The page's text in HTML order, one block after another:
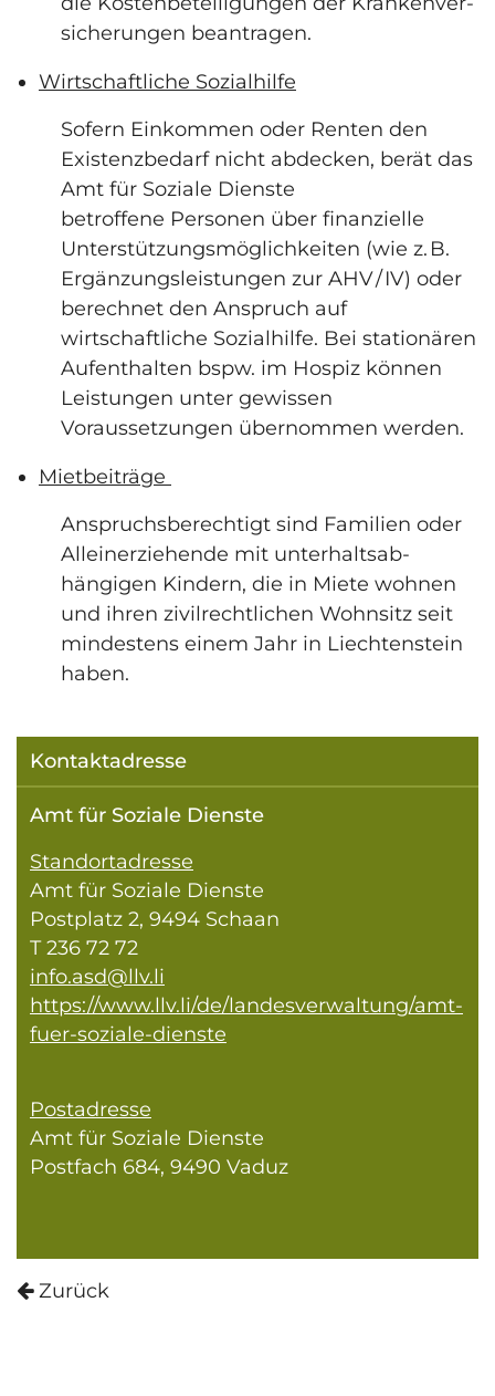
sicherungen beantragen.
Wirtschaftliche Sozialhilfe
Sofern Einkommen oder Renten den
Existenzbedarf nicht abdecken, berät das
Amt für Soziale Dienste
betroffene Personen über finanzielle
Unterstützungsmöglichkeiten (wie z. B.
Ergänzungsleistungen zur AHV / IV) oder
berechnet den Anspruch auf
wirtschaftliche Sozialhilfe. Bei stationären
Aufenthalten bspw. im Hospiz können
Leistungen unter gewissen
Voraussetzungen übernommen werden.
Mietbeiträge
Anspruchsberechtigt sind Familien oder
Alleinerziehende mit unterhaltsab­
hängigen Kindern, die in Miete wohnen
und ihren zivilrechtlichen Wohnsitz seit
mindestens einem Jahr in Liechtenstein
haben.
Kontaktadresse
Amt für Soziale Dienste
Standortadresse
Amt für Soziale Dienste
Postplatz 2, 9494 Schaan
T 236 72 72
info.asd@llv.li
https://www.llv.li/de/landesverwaltung/amt-
fuer-soziale-dienste
Postadresse
Amt für Soziale Dienste
Postfach 684, 9490 Vaduz
Zurück